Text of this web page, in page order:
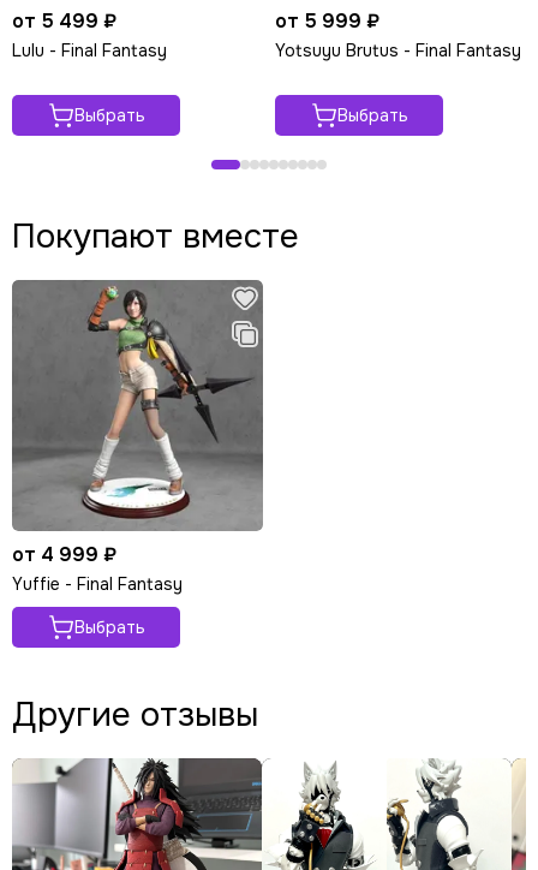
от 5 499 ₽
Lulu - Final Fantasy
Выбрать
от 5 999 ₽
Yotsuyu Brutus - Final Fantasy
Выбрать
Покупают вместе
от 4 999 ₽
Yuffie - Final Fantasy
Выбрать
Другие отзывы